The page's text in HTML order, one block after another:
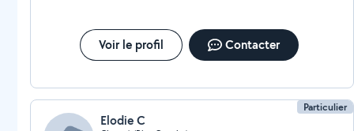
Voir le profil Contacter
Particulier
Elodie C